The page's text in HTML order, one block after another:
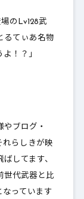
のLv128武
るてぃあ名物
よ！？ 」
ブログ・
らしきが映
してます、
世代武器と比
なっています